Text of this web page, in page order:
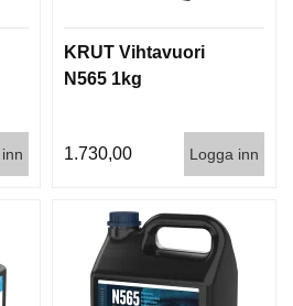
KRUT Vihtavuori
N565 1kg
1.730,00 Logga inn